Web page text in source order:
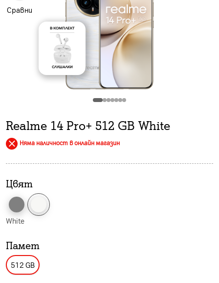
Сравни
В КОМПЛЕКТ
СЛУШАЛКИ
Realme 14 Pro+ 512 GB White
Няма наличност в онлайн магазин
Цвят
White
Памет
512 GB